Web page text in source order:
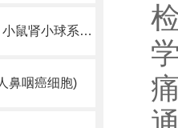
SV40 MES 13细胞培养 小鼠肾小球系膜细胞
鼻咽癌细胞)